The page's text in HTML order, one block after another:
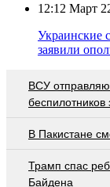
12:12 Март
Украинские
заявили
ВСУ
беспилотников
В Пакистане
Трамп спас
Байдена